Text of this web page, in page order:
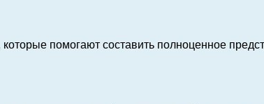
помогают составить полноценное